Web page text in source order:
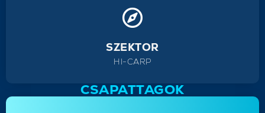
SZEKTOR
HI-CARP
CSAPATTAGOK